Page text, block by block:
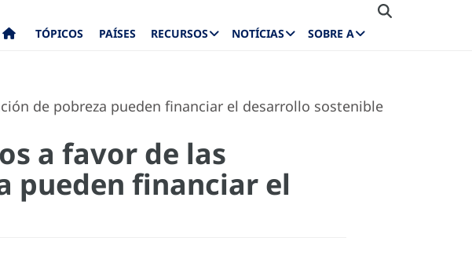
TÓPICOS PAÍSES RECURSOS NOTÍCIAS SOBRE A
de pobreza pueden financiar el desarrollo sostenible
a favor de las
pueden financiar el